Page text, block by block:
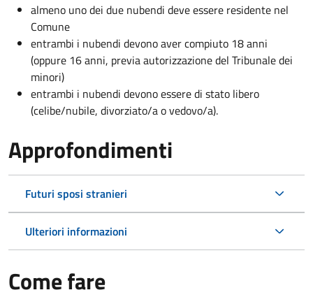
almeno uno dei due nubendi deve essere residente nel
Comune
entrambi i nubendi devono aver compiuto 18 anni
(oppure 16 anni, previa autorizzazione del Tribunale dei
minori)
entrambi i nubendi devono essere di stato libero
(celibe/nubile, divorziato/a o vedovo/a).
Approfondimenti
Futuri sposi stranieri
Ulteriori informazioni
Come fare